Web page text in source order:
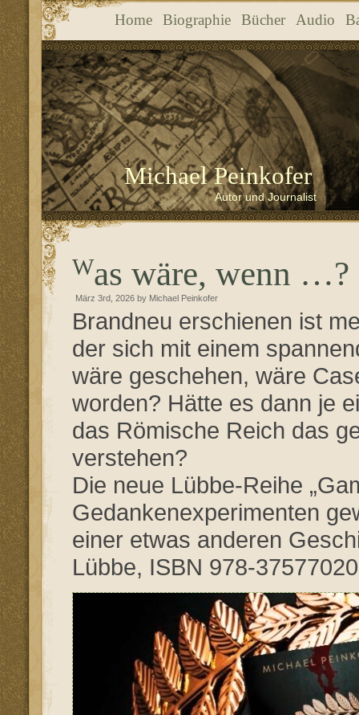
Home Biographie Bücher Audio
Michael Peinkofer
Autor und Journalist
Was wäre, wenn …?
März 3rd, 2026 by Michael Peinkofer
Brandneu erschienen ist
der sich mit einem
wäre geschehen, wäre
worden? Hätte es dann je
das Römische Reich das
verstehen?
Die neue Lübbe-Reihe
Gedankenexperimenten
einer etwas anderen
Lübbe, ISBN 978-